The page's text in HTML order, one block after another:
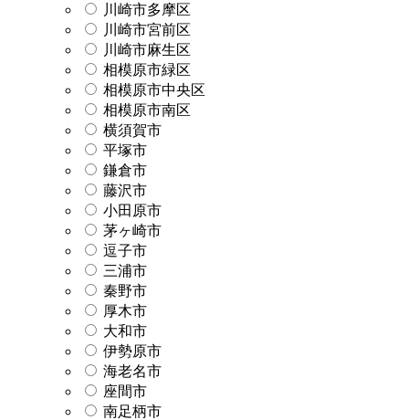
川崎市多摩区
川崎市宮前区
川崎市麻生区
相模原市緑区
相模原市中央区
相模原市南区
横須賀市
平塚市
鎌倉市
藤沢市
小田原市
茅ヶ崎市
逗子市
三浦市
秦野市
厚木市
大和市
伊勢原市
海老名市
座間市
南足柄市